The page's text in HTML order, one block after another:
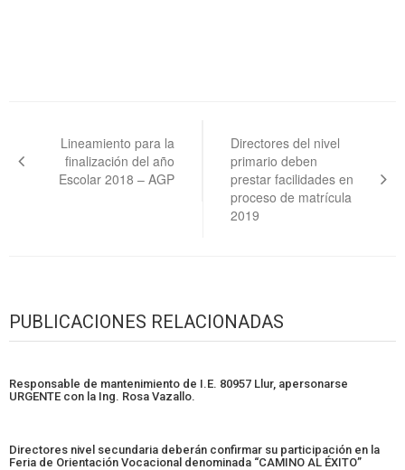
entradas
Lineamiento para la
finalización del año
Escolar 2018 – AGP
Directores del nivel
primario deben
prestar facilidades en
proceso de matrícula
2019
PUBLICACIONES RELACIONADAS
Responsable de mantenimiento de I.E. 80957 Llur, apersonarse
URGENTE con la Ing. Rosa Vazallo.
Directores nivel secundaria deberán confirmar su participación en la
Feria de Orientación Vocacional denominada “CAMINO AL ÉXITO”